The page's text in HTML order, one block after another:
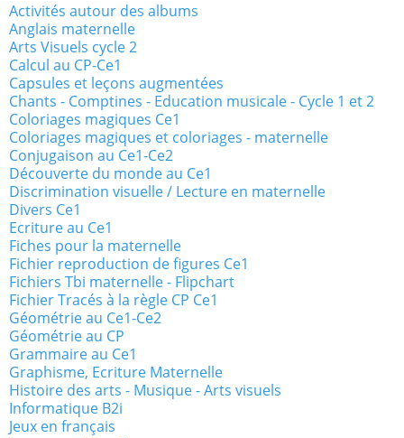
Activités autour des albums
Anglais maternelle
Arts Visuels cycle 2
Calcul au CP-Ce1
Capsules et leçons augmentées
Chants - Comptines - Education musicale - Cycle 1 et 2
Coloriages magiques Ce1
Coloriages magiques et coloriages - maternelle
Conjugaison au Ce1-Ce2
Découverte du monde au Ce1
Discrimination visuelle / Lecture en maternelle
Divers Ce1
Ecriture au Ce1
Fiches pour la maternelle
Fichier reproduction de figures Ce1
Fichiers Tbi maternelle - Flipchart
Fichier Tracés à la règle CP Ce1
Géométrie au Ce1-Ce2
Géométrie au CP
Grammaire au Ce1
Graphisme, Ecriture Maternelle
Histoire des arts - Musique - Arts visuels
Informatique B2i
Jeux en français